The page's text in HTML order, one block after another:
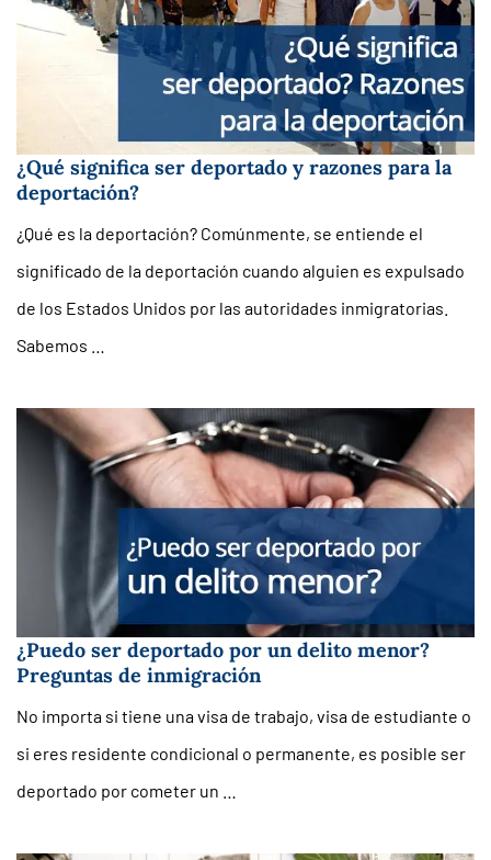
¿Qué significa ser deportado y razones para la
deportación?
¿Qué es la deportación? Comúnmente, se entiende el
significado de la deportación cuando alguien es expulsado
de los Estados Unidos por las autoridades inmigratorias.
Sabemos …
¿Puedo ser deportado por un delito menor?
Preguntas de inmigración
No importa si tiene una visa de trabajo, visa de estudiante o
si eres residente condicional o permanente, es posible ser
deportado por cometer un …